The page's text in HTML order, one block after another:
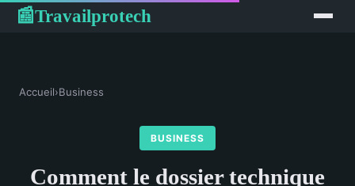
📰Travailprotech
Accueil›Business
BUSINESS
Comment le dossier technique